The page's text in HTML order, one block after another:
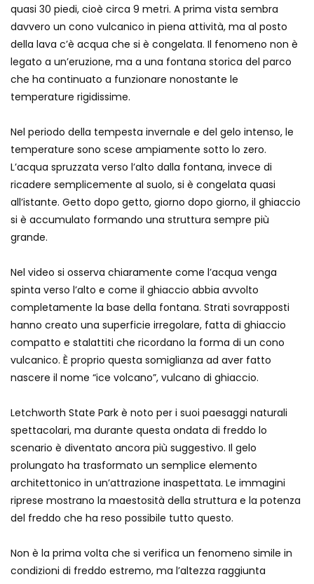
Nei casinò arriva il cambio oro
automatico
Grattacielo crolla per un incendio
Ammiocuggino con la ruspa… finisce
male
Incidente aereo a Mogadiscio, aereo
perde il controllo
quasi 30 piedi, cioè circa 9 metri. A prima vista sembra
davvero un cono vulcanico in piena attività, ma al posto
della lava c’è acqua che si è congelata. Il fenomeno non è
legato a un’eruzione, ma a una fontana storica del parco
che ha continuato a funzionare nonostante le
temperature rigidissime.
Nel periodo della tempesta invernale e del gelo intenso, le
temperature sono scese ampiamente sotto lo zero.
L’acqua spruzzata verso l’alto dalla fontana, invece di
ricadere semplicemente al suolo, si è congelata quasi
all’istante. Getto dopo getto, giorno dopo giorno, il ghiaccio
si è accumulato formando una struttura sempre più
grande.
Nel video si osserva chiaramente come l’acqua venga
spinta verso l’alto e come il ghiaccio abbia avvolto
completamente la base della fontana. Strati sovrapposti
hanno creato una superficie irregolare, fatta di ghiaccio
compatto e stalattiti che ricordano la forma di un cono
vulcanico. È proprio questa somiglianza ad aver fatto
nascere il nome “ice volcano”, vulcano di ghiaccio.
Letchworth State Park è noto per i suoi paesaggi naturali
spettacolari, ma durante questa ondata di freddo lo
scenario è diventato ancora più suggestivo. Il gelo
prolungato ha trasformato un semplice elemento
architettonico in un’attrazione inaspettata. Le immagini
riprese mostrano la maestosità della struttura e la potenza
del freddo che ha reso possibile tutto questo.
Non è la prima volta che si verifica un fenomeno simile in
condizioni di freddo estremo, ma l’altezza raggiunta